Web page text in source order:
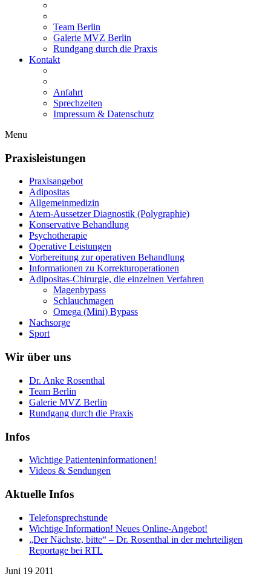
Team Berlin
Galerie MVZ Berlin
Rundgang durch die Praxis
Kontakt
Anfahrt
Sprechzeiten
Impressum & Datenschutz
Menu
Praxisleistungen
Praxisangebot
Adipositas
Allgemeinmedizin
Atem-Aussetzer Diagnostik (Polygraphie)
Konservative Behandlung
Psychotherapie
Operative Leistungen
Vorbereitung zur operativen Behandlung
Informationen zu Korrekturoperationen
Adipositas-Chirurgie, die einzelnen Verfahren
Magenbypass
Schlauchmagen
Omega (Mini) Bypass
Nachsorge
Sport
Wir über uns
Dr. Anke Rosenthal
Team Berlin
Galerie MVZ Berlin
Rundgang durch die Praxis
Infos
Wichtige Patienteninformationen!
Videos & Sendungen
Aktuelle Infos
Telefonsprechstunde
Wichtige Information! Neues Online-Angebot!
„Der Nächste, bitte“ – Dr. Rosenthal in der mehrteiligen
Reportage bei RTL
Juni 19 2011